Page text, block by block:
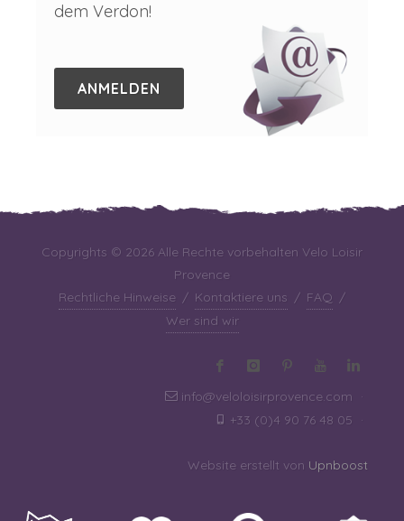
dem Verdon!
ANMELDEN
Copyrights © 2026 Alle Rechte vorbehalten Velo Loisir
Provence
Rechtliche Hinweise / Kontaktiere uns / FAQ /
Wer sind wir
info@veloloisirprovence.com
·
+33 (0)4 90 76 48 05
·
Website erstellt von Upnboost